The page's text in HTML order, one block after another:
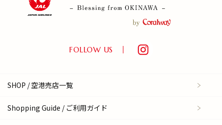
FOLLOW US
SHOP / 空港売店一覧
Shopping Guide / ご利用ガイド